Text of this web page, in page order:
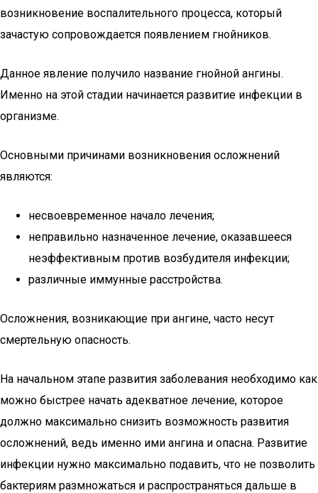
возникновение воспалительного процесса, который
зачастую сопровождается появлением гнойников.
Данное явление получило название гнойной ангины.
Именно на этой стадии начинается развитие инфекции в
организме.
Основными причинами возникновения осложнений
являются:
несвоевременное начало лечения;
неправильно назначенное лечение, оказавшееся
неэффективным против возбудителя инфекции;
различные иммунные расстройства.
Осложнения, возникающие при ангине, часто несут
смертельную опасность.
На начальном этапе развития заболевания необходимо как
можно быстрее начать адекватное лечение, которое
должно максимально снизить возможность развития
осложнений, ведь именно ими ангина и опасна. Развитие
инфекции нужно максимально подавить, что не позволить
бактериям размножаться и распространяться дальше в